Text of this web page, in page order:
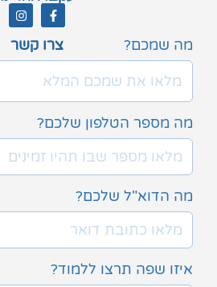
צרו קשר מה שמכם?
מה מספר הטלפון שלכם?
מה הדוא"ל שלכם?
איזו שפה תרצו ללמוד?